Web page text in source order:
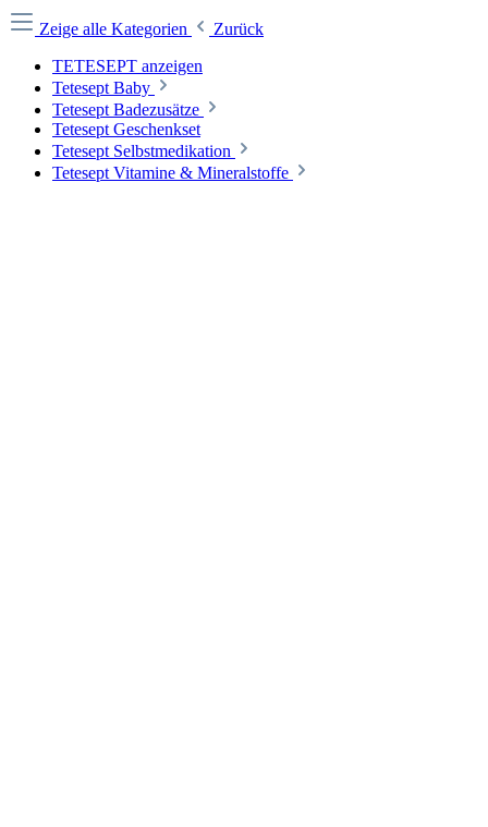
Zeige alle Kategorien
Zurück
TETESEPT anzeigen
Tetesept Baby
Tetesept Badezusätze
Tetesept Geschenkset
Tetesept Selbstmedikation
Tetesept Vitamine & Mineralstoffe